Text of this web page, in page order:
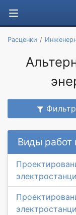
Расценки
Виды работ